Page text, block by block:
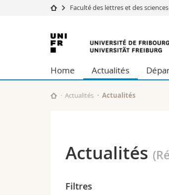
Université
Recherche
Université
Formation continue
Faculté des lettres et des
Université
de
Fribourg
Home Actualités
Actualités Actualités
Actualités
Filtres